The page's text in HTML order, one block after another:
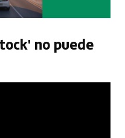
no puede